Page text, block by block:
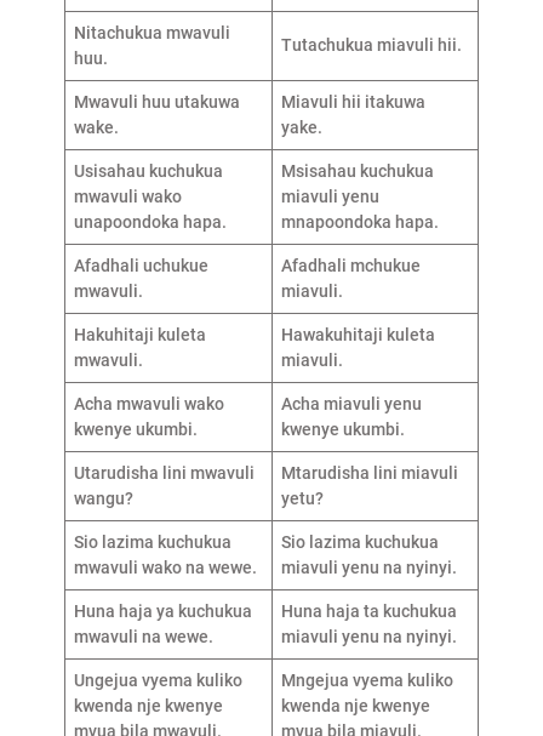
Nitachukua mwavuli
huu.
Tutachukua miavuli hii.
Mwavuli huu utakuwa
wake.
Miavuli hii itakuwa
yake.
Usisahau kuchukua
mwavuli wako
unapoondoka hapa.
Msisahau kuchukua
miavuli yenu
mnapoondoka hapa.
Afadhali uchukue
mwavuli.
Afadhali mchukue
miavuli.
Hakuhitaji kuleta
mwavuli.
Hawakuhitaji kuleta
miavuli.
Acha mwavuli wako
kwenye ukumbi.
Acha miavuli yenu
kwenye ukumbi.
Utarudisha lini mwavuli
wangu?
Mtarudisha lini miavuli
yetu?
Sio lazima kuchukua
mwavuli wako na wewe.
Sio lazima kuchukua
miavuli yenu na nyinyi.
Huna haja ya kuchukua
mwavuli na wewe.
Huna haja ta kuchukua
miavuli yenu na nyinyi.
Ungejua vyema kuliko
kwenda nje kwenye
mvua bila mwavuli.
Mngejua vyema kuliko
kwenda nje kwenye
mvua bila miavuli.